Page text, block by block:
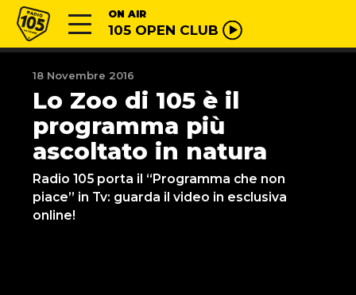
Vai al contenuto
Radio 105 ON AIR
105 OPEN CLUB
18 Novembre 2016
Lo Zoo di 105 è il
programma più
ascoltato in natura
Radio 105 porta il “Programma che non
piace” in Tv: guarda il video in esclusiva
online!